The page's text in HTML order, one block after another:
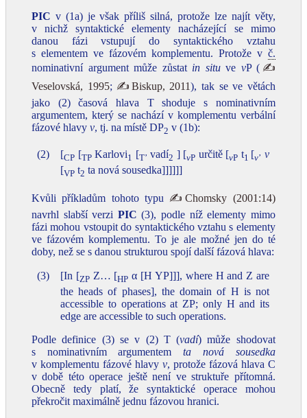
PIC v (1a) je však příliš silná, protože lze najít věty,
v nichž syntaktické elementy nacházející se mimo
danou fázi vstupují do syntaktického vztahu
s elementem ve fázovém komplementu. Protože v č.
nominativní argument může zůstat in situve vP ( ✍
Veselovská, 1995; ✍Biskup, 2011), tak se ve větách
jako (2) časová hlava T shoduje s nominativním
argumentem, který se nachází v komplementu verbální
fázové hlavy v, tj. na místě DP2 v (1b):
(2) [CP [TPKarlovi1 [T’ vadí2 ] [vP určitě [vP t1 [v’ v
[VP t2 ta nová sousedka]]]]]]
Kvůli příkladům tohoto typu ✍Chomsky (2001:14)
navrhl slabší verzi PIC (3), podle níž elementy mimo
fázi mohou vstoupit do syntaktického vztahu s elementy
ve fázovém komplementu. To je ale možné jen do té
doby, než se s danou strukturou spojí další fázová hlava:
(3) [In [ZPZ… [HP α [H YP]]], where H and Z are
the heads of phases], the domain of H is not
accessible to operations at ZP; only H and its
edge are accessible to such operations.
Podle definice (3) se v (2) T (vadí) může shodovat
s nominativním argumentemta nová sousedka
v komplementu fázové hlavy v, protože fázová hlava C
v době této operace ještě není ve struktuře přítomná.
Obecně tedy platí, že syntaktické operace mohou
překročit maximálně jednu fázovou hranici.